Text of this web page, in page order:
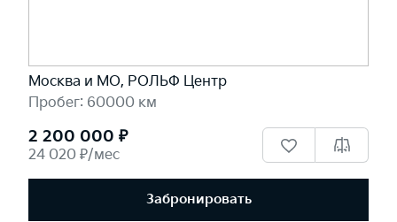
Москва и МО, РОЛЬФ Центр
Пробег: 60000 км
2 200 000 ₽
24 020 ₽/мес
Забронировать